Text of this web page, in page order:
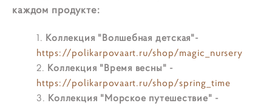
каждом продукте:
Коллекция "Волшебная детская"-
https://polikarpovaart.ru/shop/magic_nursery
Коллекция "Время весны" -
https://polikarpovaart.ru/shop/spring_time
Коллекция "Морское путешествие" -